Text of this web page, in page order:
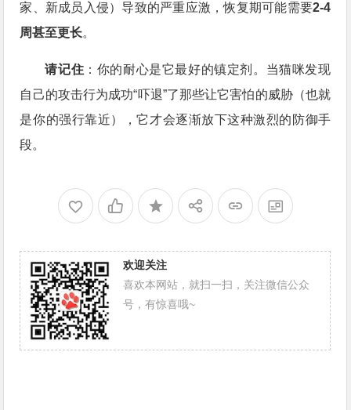
家、新成员入侵）导致的严重应激，恢复期可能需要2-4
周甚至更长。
请记住 ：你的耐心是它最好的镇定剂。当猫咪发现
自己的攻击行为成功“吓退”了那些让它害怕的威胁（也就
是你的强行靠近），它才会逐渐放下这种激烈的防御手
段。
欢迎关注
喜欢本网站，就扫一扫，关注微信公众
号，有惊喜哦~